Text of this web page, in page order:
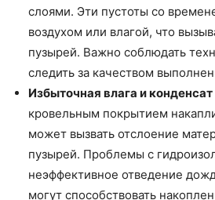
слоями. Эти пустоты со
воздухом или влагой, что
пузырей. Важно соблюдать
следить за качеством
Избыточная влага и конденсат
кровельным покрытием
может вызвать отслоение
пузырей. Проблемы с
неэффективное отведение
могут способствовать